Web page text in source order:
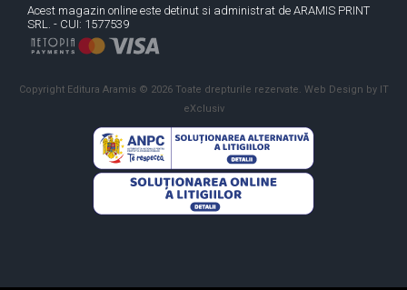
Acest magazin online este detinut si administrat de ARAMIS PRINT
SRL. - CUI: 1577539
Copyright Editura Aramis © 2026 Toate drepturile rezervate. Web Design by IT
eXclusiv